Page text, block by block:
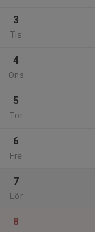
3
Tis
4
Ons
5
Tor
6
Fre
7
Lör
8